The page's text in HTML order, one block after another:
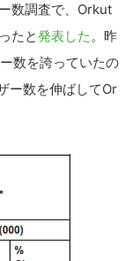
数調査で、Orkut
たと発表した。昨
数を誇っていたの
ー数を伸ばしてOr